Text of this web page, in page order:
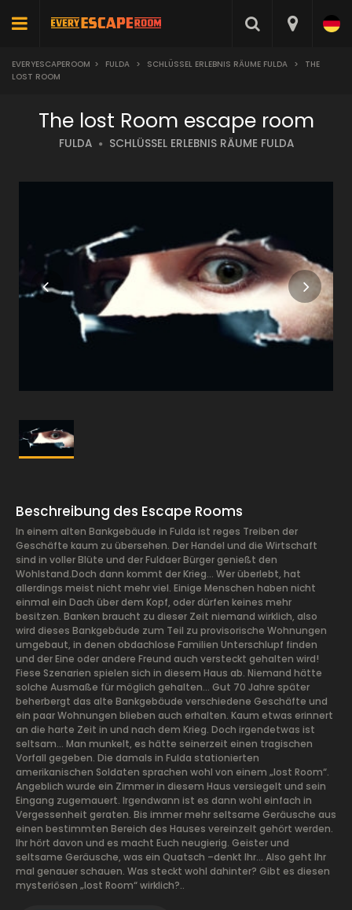
EVERYESCAPEROOM > FULDA > SCHLÜSSEL ERLEBNIS RÄUME FULDA >
THE
LOST ROOM
The lost Room escape room
FULDA SCHLÜSSEL ERLEBNIS RÄUME FULDA
Beschreibung des Escape Rooms
In einem alten Bankgebäude in Fulda ist reges Treiben der
Geschäfte kaum zu übersehen. Der Handel und die Wirtschaft
sind in voller Blüte und der Fuldaer Bürger genießt den
Wohlstand.Doch dann kommt der Krieg… Wer überlebt, hat
allerdings meist nicht mehr viel. Einige Menschen haben nicht
einmal ein Dach über dem Kopf, oder dürfen keines mehr
besitzen. Banken braucht zu dieser Zeit niemand wirklich, also
wird dieses Bankgebäude zum Teil zu provisorische Wohnungen
umgebaut, in denen obdachlose Familien Unterschlupf finden
und der Eine oder andere Freund auch versteckt gehalten wird!
Fiese Szenarien spielen sich in diesem Haus ab. Niemand hätte
solche Ausmaße für möglich gehalten… Gut 70 Jahre später
beherbergt das alte Bankgebäude verschiedene Geschäfte und
ein paar Wohnungen blieben auch erhalten. Kaum etwas erinnert
an die harte Zeit in und nach dem Krieg. Doch irgendetwas ist
seltsam… Man munkelt, es hätte seinerzeit einen tragischen
Vorfall gegeben. Die damals in Fulda stationierten
amerikanischen Soldaten sprachen wohl von einem „lost Room“.
Angeblich wurde ein Zimmer in diesem Haus versiegelt und sein
Eingang zugemauert. Irgendwann ist es dann wohl einfach in
Vergessenheit geraten. Bis immer mehr seltsame Geräusche aus
einen bestimmten Bereich des Hauses vereinzelt gehört werden.
Ihr hört davon und es macht Euch neugierig. Geister und
seltsame Geräusche, was ein Quatsch –denkt Ihr… Also geht Ihr
mal genauer schauen. Was steckt wohl dahinter? Gibt es diesen
mysteriösen „lost Room“ wirklich?..